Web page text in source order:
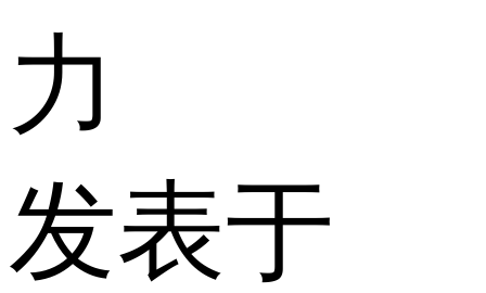
力
发表于